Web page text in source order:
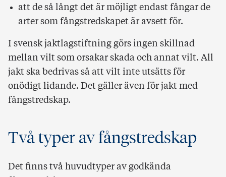
att de så långt det är möjligt endast fångar de
arter som fångstredskapet är avsett för.
I svensk jaktlagstiftning görs ingen skillnad
mellan vilt som orsakar skada och annat vilt. All
jakt ska bedrivas så att vilt inte utsätts för
onödigt lidande. Det gäller även för jakt med
fångstredskap.
Två typer av fångstredskap
Det finns två huvudtyper av godkända